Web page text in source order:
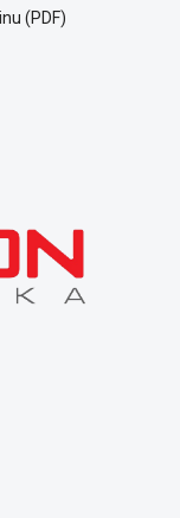
(PDF)